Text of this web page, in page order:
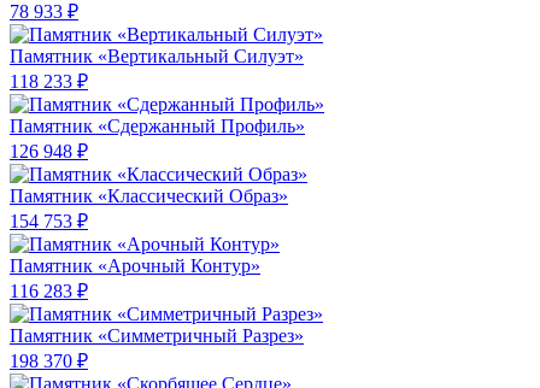
78 933 ₽
Памятник «Вертикальный Силуэт»
118 233 ₽
Памятник «Сдержанный Профиль»
126 948 ₽
Памятник «Классический Образ»
154 753 ₽
Памятник «Арочный Контур»
116 283 ₽
Памятник «Симметричный Разрез»
198 370 ₽